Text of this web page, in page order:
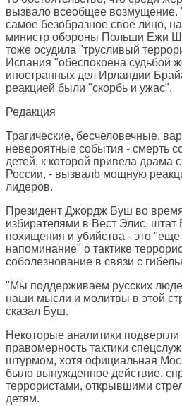
вызвало всеобщее возмущение.
самое безобразное свое лицо,
министр обороны Польши Ежи
тоже осудила "трусливый
Испания "обеспокоена судьбой
иностранных дел Ирландии
реакцией были "скорбь и ужас".
Редакция
Трагические, бесчеловечные,
невероятные события - смерть
детей, к которой привела драма
России, - вызвалb мощную
лидеров.
Президент Джордж Буш во
избирателями в Вест Элис, штат
похищения и убийства - это
напоминание" о тактике
соболезнование в связи с
"Мы поддерживаем русских
наши мысли и молитвы в этой
сказал Буш.
Некоторые аналитики
правомерность тактики
штурмом, хотя официальная
было вынужденное действие,
террористами, открывшими
детям.